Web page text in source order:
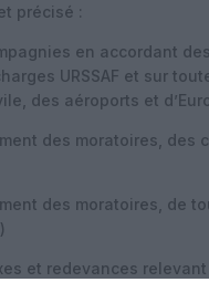
précisé :
en accordant
URSSAF et sur
des aéroports et
des moratoires, des
des moratoires, de
et redevances relevant
sur les vols effectués.